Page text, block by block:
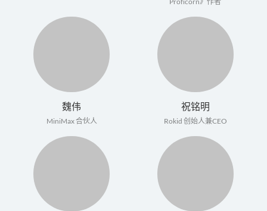
魏伟
MiniMax 合伙人
祝铭明
​Rokid 创始人兼CEO